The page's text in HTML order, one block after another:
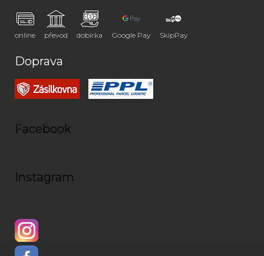
online převod dobírka Google Pay SkipPay
Doprava
Facebook
Instagram